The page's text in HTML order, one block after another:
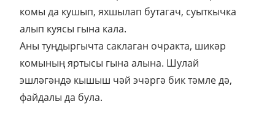
комы да кушып, яхшылап бутагач, суыткычка
алып куясы гына кала.
Аны туңдыргычта саклаган очракта, шикәр
комының яртысы гына алына. Шулай
эшләгәндә кышыш чәй эчәргә бик тәмле дә,
файдалы да була.